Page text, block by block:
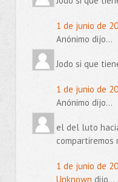
1 de junio de
Anónimo dijo...
Jodo si que
1 de junio de
Anónimo dijo...
el del luto
compartiremos
1 de junio de
Unknown dijo...